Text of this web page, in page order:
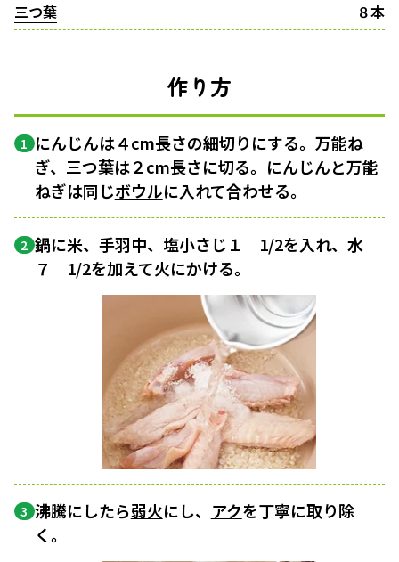
三つ葉
８本
作り方
1 にんじんは４cm長さの細切りにする。万能ね
ぎ、三つ葉は２cm長さに切る。にんじんと万能
ねぎは同じボウルに入れて合わせる。
2 鍋に米、手羽中、塩小さじ１ 1/2を入れ、水
７ 1/2を加えて火にかける。
3 沸騰にしたら弱火にし、 アクを丁寧に取り除
く。